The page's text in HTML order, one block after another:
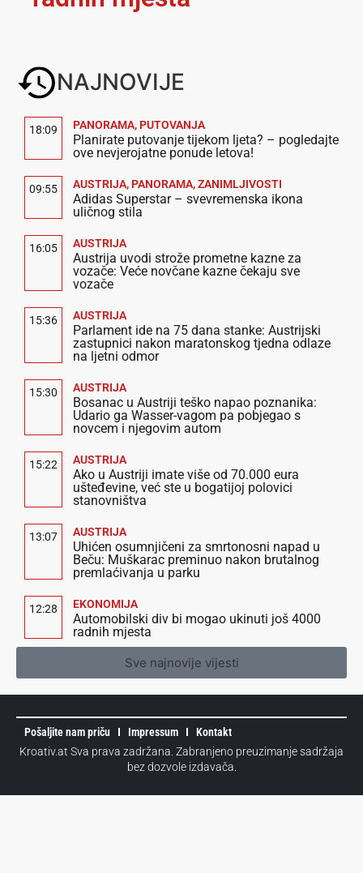
NAJNOVIJE
18:09 PANORAMA, PUTOVANJA
Planirate putovanje tijekom ljeta? – pogledajte
ove nevjerojatne ponude letova!
09:55 AUSTRIJA, PANORAMA,ZANIMLJIVOSTI
Adidas Superstar – svevremenska ikona
uličnog stila
16:05 AUSTRIJA
Austrija uvodi strože prometne kazne za
vozače: Veće novčane kazne čekaju sve
vozače
15:36 AUSTRIJA
Parlament ide na 75 dana stanke: Austrijski
zastupnici nakon maratonskog tjedna odlaze
na ljetni odmor
15:30 AUSTRIJA
Bosanac u Austriji teško napao poznanika:
Udario ga Wasser-vagom pa pobjegao s
novcem i njegovim autom
15:22 AUSTRIJA
Ako u Austriji imate više od 70.000 eura
ušteđevine, već ste u bogatijoj polovici
stanovništva
13:07 AUSTRIJA
Uhićen osumnjičeni za smrtonosni napad u
Beču: Muškarac preminuo nakon brutalnog
premlaćivanja u parku
12:28 EKONOMIJA
Automobilski div bi mogao ukinuti još 4000
radnih mjesta
Sve najnovije vijesti
Pošaljite nam priču Impressum
Kontakt
Kroativ.at Sva prava zadržana. Zabranjeno preuzimanje sadržaja
bez dozvole izdavača.